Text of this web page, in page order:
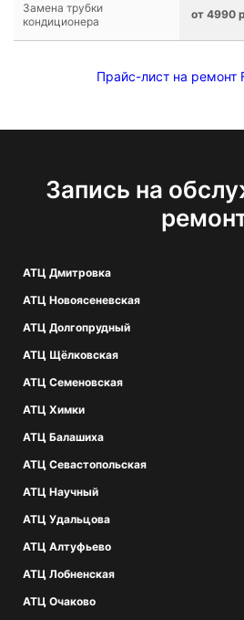
Замена трубки
кондиционера
от 4990
Прайс-лист на ремонт
Запись на
АТЦ Дмитровка
АТЦ Новоясеневская
АТЦ Долгопрудный
АТЦ Щёлковская
АТЦ Семеновская
АТЦ Химки
АТЦ Балашиха
АТЦ Севастопольская
АТЦ Научный
АТЦ Удальцова
АТЦ Алтуфьево
АТЦ Лобненская
АТЦ Очаково